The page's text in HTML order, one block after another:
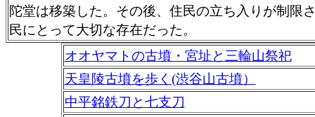
陀堂は移築した。その後、住民の立ち入りが制限
民にとって大切な存在だった。
オオヤマトの古墳・宮址と三輪山祭祀
天皇陵古墳を歩く(渋谷山古墳）
中平銘鉄刀と七支刀